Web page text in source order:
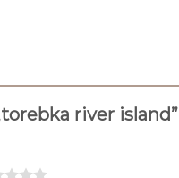
river